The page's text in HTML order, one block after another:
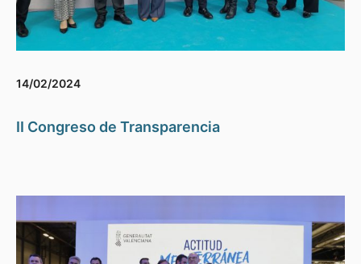
14/02/2024
II Congreso de Transparencia